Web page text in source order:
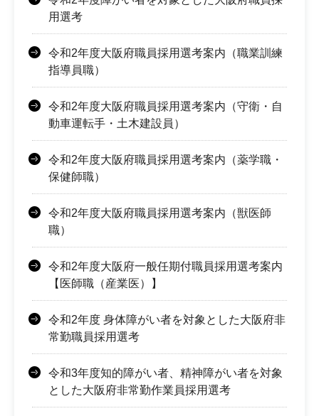
用選考
令和2年度大阪府職員採用選考案内（職業訓練
指導員職）
令和2年度大阪府職員採用選考案内（守衛・自
動車運転手・土木建設員）
令和2年度大阪府職員採用選考案内（薬学職・
保健師職）
令和2年度大阪府職員採用選考案内（獣医師
職）
令和2年度大阪府一般任期付職員採用選考案内
【医師職（産業医）】
令和2年度 身体障がい者を対象とした大阪府非
常勤職員採用選考
令和3年度知的障がい者、精神障がい者を対象
とした大阪府非常勤作業員採用選考